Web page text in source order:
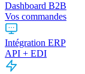
Dashboard B2B
Vos commandes
Intégration ERP
API + EDI